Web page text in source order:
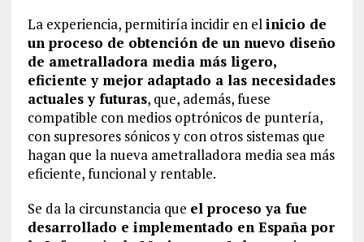
La experiencia, permitiría incidir en elinicio de
un proceso de obtención de un nuevo diseño
de ametralladora media más ligero,
eficiente y mejor adaptado a las necesidades
actuales y futuras, que, además, fuese
compatible con medios optrónicos de puntería,
con supresores sónicos y con otros sistemas que
hagan que la nueva ametralladora media sea más
eficiente, funcional y rentable.
Se da la circunstancia que el proceso ya fue
desarrollado e implementado en España por